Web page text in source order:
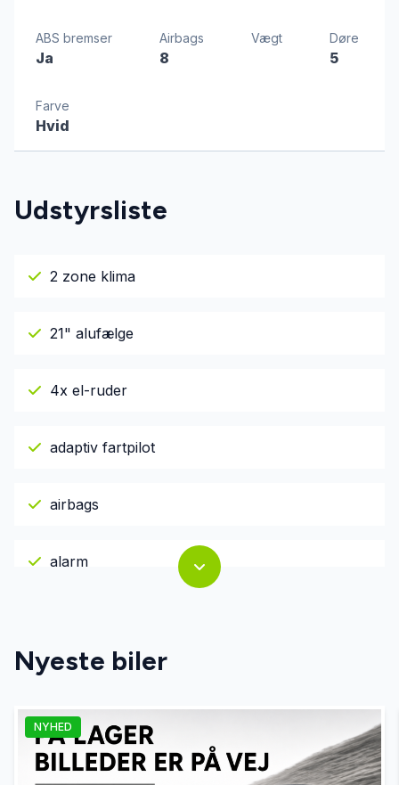
ABS bremser
Ja
Airbags
8
Vægt Døre
5
Farve
Hvid
Udstyrsliste
2 zone klima
21" alufælge
4x el-ruder
adaptiv fartpilot
airbags
alarm
autohold
automatgear
Nyeste biler
NYHED